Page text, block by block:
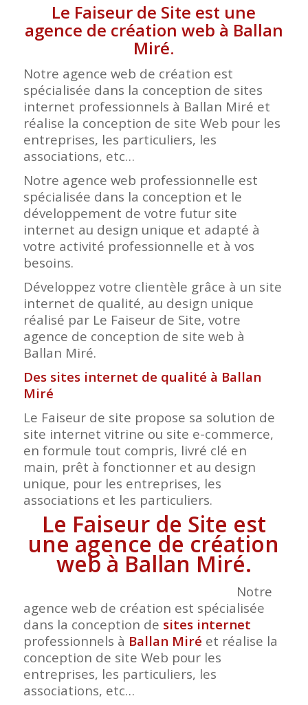
Le Faiseur de Site est une
agence de création web à Ballan
Miré.
Notre agence web de création est
spécialisée dans la conception de sites
internet professionnels à Ballan Miré et
réalise la conception de site Web pour les
entreprises, les particuliers, les
associations, etc…
Notre agence web professionnelle est
spécialisée dans la conception et le
développement de votre futur site
internet au design unique et adapté à
votre activité professionnelle et à vos
besoins.
Développez votre clientèle grâce à un site
internet de qualité, au design unique
réalisé par Le Faiseur de Site, votre
agence de conception de site web à
Ballan Miré.
Des sites internet de qualité à Ballan
Miré
Le Faiseur de site propose sa solution de
site internet vitrine ou site e-commerce,
en formule tout compris, livré clé en
main, prêt à fonctionner et au design
unique, pour les entreprises, les
associations et les particuliers.
Le Faiseur de Site est
une agence de création
web à Ballan Miré.
Notre
agence web de création est spécialisée
dans la conception de sites internet
professionnels à Ballan Miré et réalise la
conception de site Web pour les
entreprises, les particuliers, les
associations, etc…